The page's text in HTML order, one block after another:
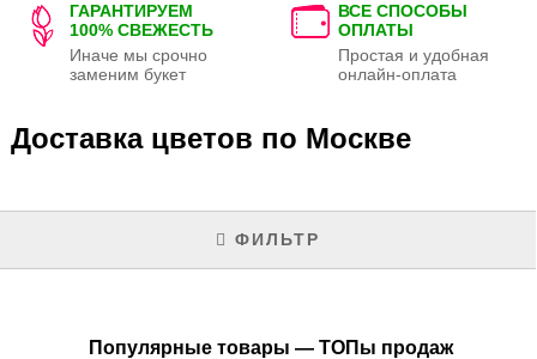
ГАРАНТИРУЕМ
100% СВЕЖЕСТЬ
Иначе мы срочно
заменим букет
ВСЕ СПОСОБЫ
ОПЛАТЫ
Простая и удобная
онлайн-оплата
Доставка цветов по Москве
ФИЛЬТР
Популярные товары — ТОПы продаж